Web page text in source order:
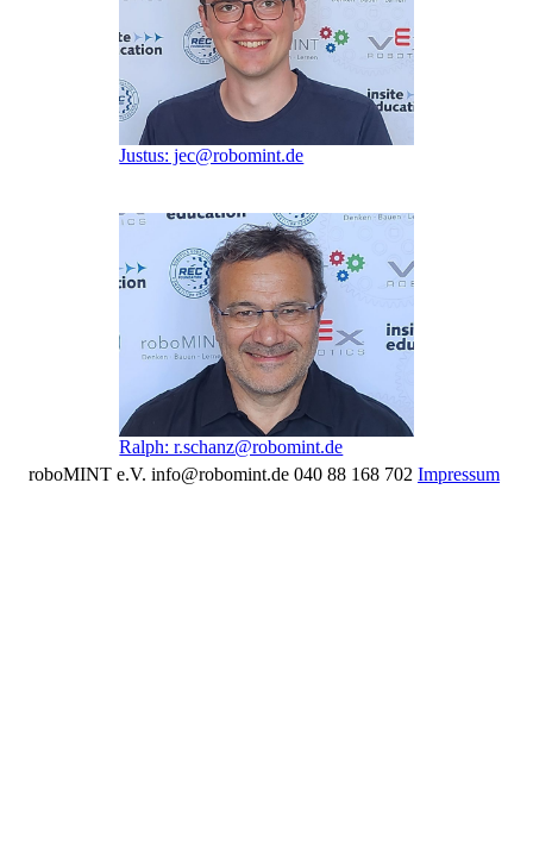
Justus: jec@robomint.de
Ralph: r.schanz@robomint.de
roboMINT e.V. info@robomint.de 040 88 168 702 Impressum